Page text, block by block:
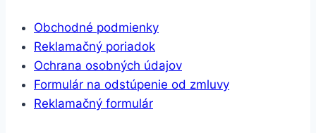
Obchodné podmienky
Reklamačný poriadok
Ochrana osobných údajov
Formulár na odstúpenie od zmluvy
Reklamačný formulár